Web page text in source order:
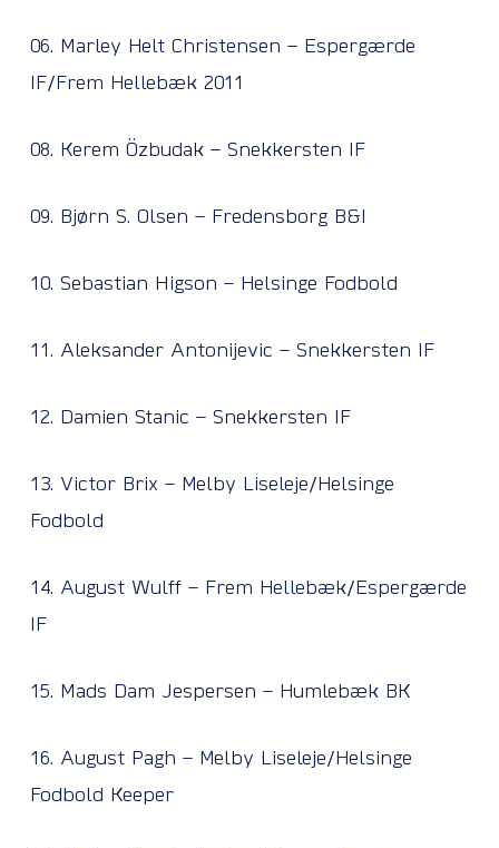
06. Marley Helt Christensen – Espergærde
IF/Frem Hellebæk 2011
08. Kerem Özbudak – Snekkersten IF
09. Bjørn S. Olsen – Fredensborg B&I
10. Sebastian Higson – Helsinge Fodbold
11. Aleksander Antonijevic – Snekkersten IF
12. Damien Stanic – Snekkersten IF
13. Victor Brix – Melby Liseleje/Helsinge
Fodbold
14. August Wulff – Frem Hellebæk/Espergærde
IF
15. Mads Dam Jespersen – Humlebæk BK
16. August Pagh – Melby Liseleje/Helsinge
Fodbold Keeper